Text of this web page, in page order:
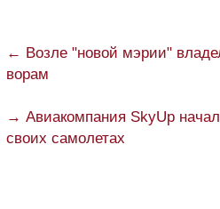
← Возле "новой мэрии"
ворам
→ Авиакомпания SkyUp
своих самолетах